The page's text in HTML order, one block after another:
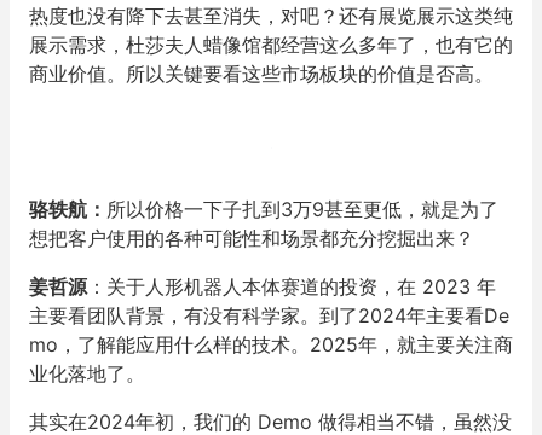
热度也没有降下去甚至消失，对吧？还有展览展示这类纯
展示需求，杜莎夫人蜡像馆都经营这么多年了，也有它的
商业价值。所以关键要看这些市场板块的价值是否高。
骆轶航 ： 所以价格一下子扎到3万9甚至更低，就是为了
想把客户使用的各种可能性和场景都充分挖掘出来？
姜哲源 ：关于人形机器人本体赛道的投资，在 2023 年
主要看团队背景，有没有科学家。到了2024年主要看De
mo，了解能应用什么样的技术。2025年，就主要关注商
业化落地了。
其实在2024年初，我们的 Demo 做得相当不错，虽然没